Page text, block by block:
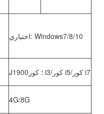
اختياري: Windows7/8/10
J1900؛ كور i3/كور i5/كور i7
4G/8G